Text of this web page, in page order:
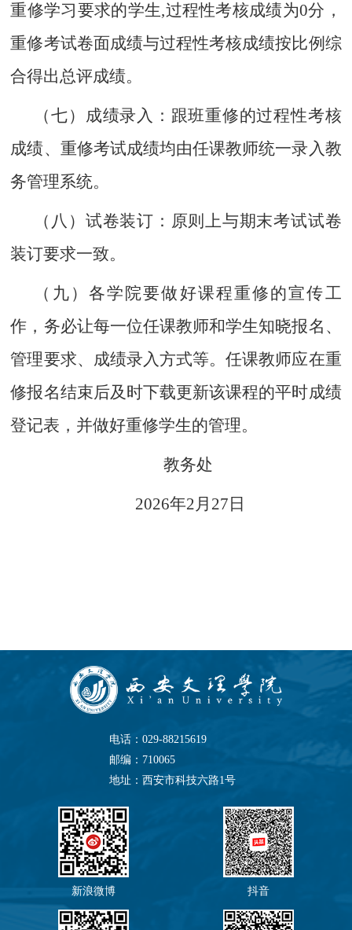
重修学习要求的学生,过程性考核成绩为0分，
重修考试卷面成绩与过程性考核成绩按比例综
合得出总评成绩。
（七）成绩录入：跟班重修的过程性考核
成绩、重修考试成绩均由任课教师统一录入教
务管理系统。
（八）试卷装订：原则上与期末考试试卷
装订要求一致。
（九）各学院要做好课程重修的宣传工
作，务必让每一位任课教师和学生知晓报名、
管理要求、成绩录入方式等。任课教师应在重
修报名结束后及时下载更新该课程的平时成绩
登记表，并做好重修学生的管理。
教务处
2026年2月 27 日
电话：029-88215619
邮编：710065
地址：西安市科技六路1号
新浪微博 抖音